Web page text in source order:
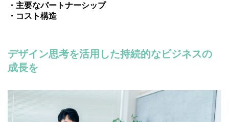
・主要なパートナーシップ
・コスト構造
デザイン思考を活用した持続的なビジネスの
成長を